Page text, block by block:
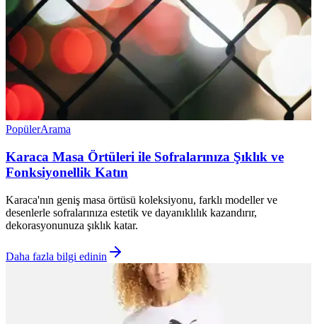
PopülerArama
Karaca Masa Örtüleri ile Sofralarınıza Şıklık ve
Fonksiyonellik Katın
Karaca'nın geniş masa örtüsü koleksiyonu, farklı modeller ve
desenlerle sofralarınıza estetik ve dayanıklılık kazandırır,
dekorasyonunuza şıklık katar.
Daha fazla bilgi edinin